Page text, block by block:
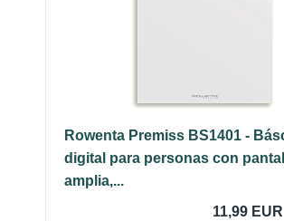
Rowenta Premiss BS1401 -
digital para personas con
amplia,...
11,99 EUR